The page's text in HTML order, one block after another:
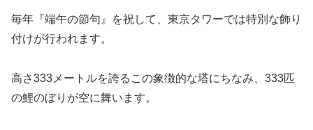
毎年『端午の節句』を祝して、東京タワーでは特別な飾り
付けが行われます。
高さ333メートルを誇るこの象徴的な塔にちなみ、333匹
の鯉のぼりが空に舞います。